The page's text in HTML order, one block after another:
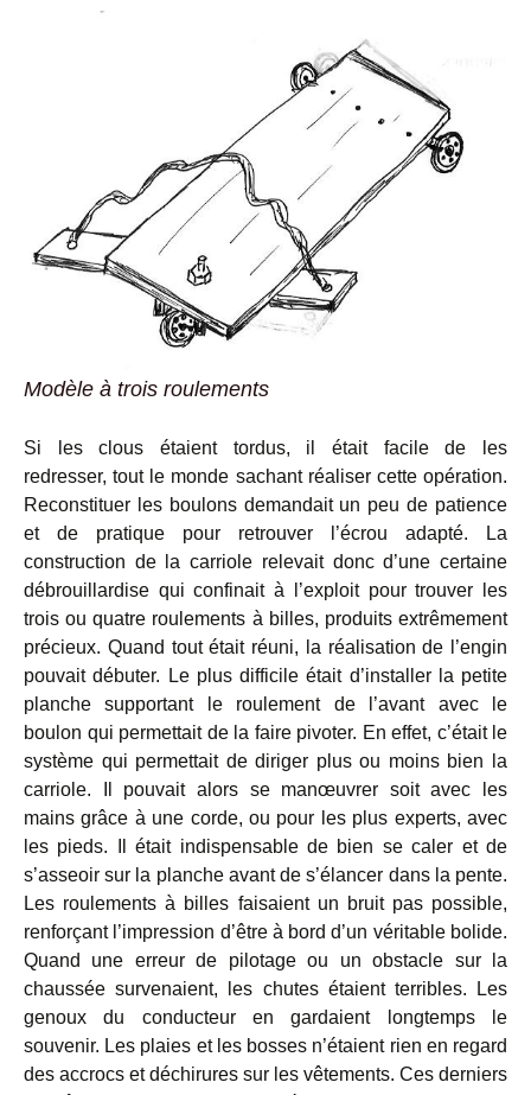
Modèle à trois roulements
Si les clous étaient tordus, il était facile de les
redresser, tout le monde sachant réaliser cette opération.
Reconstituer les boulons demandait un peu de patience
et de pratique pour retrouver l’écrou adapté. La
construction de la carriole relevait donc d’une certaine
débrouillardise qui confinait à l’exploit pour trouver les
trois ou quatre roulements à billes, produits extrêmement
précieux. Quand tout était réuni, la réalisation de l’engin
pouvait débuter. Le plus difficile était d’installer la petite
planche supportant le roulement de l’avant avec le
boulon qui permettait de la faire pivoter. En effet, c’était le
système qui permettait de diriger plus ou moins bien la
carriole. Il pouvait alors se manœuvrer soit avec les
mains grâce à une corde, ou pour les plus experts, avec
les pieds. Il était indispensable de bien se caler et de
s’asseoir sur la planche avant de s’élancer dans la pente.
Les roulements à billes faisaient un bruit pas possible,
renforçant l’impression d’être à bord d’un véritable bolide.
Quand une erreur de pilotage ou un obstacle sur la
chaussée survenaient, les chutes étaient terribles. Les
genoux du conducteur en gardaient longtemps le
souvenir. Les plaies et les bosses n’étaient rien en regard
des accrocs et déchirures sur les vêtements. Ces derniers